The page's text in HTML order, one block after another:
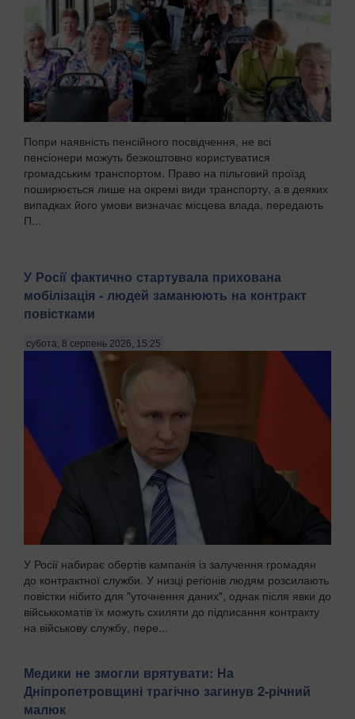
Попри наявність пенсійного посвідчення, не всі
пенсіонери можуть безкоштовно користуватися
громадським транспортом. Право на пільговий проїзд
поширюється лише на окремі види транспорту, а в деяких
випадках його умови визначає місцева влада, передають
П...
У Росії фактично стартувала прихована
мобілізація - людей заманюють на контракт
повістками
субота, 8 серпень 2026, 15:25
У Росії набирає обертів кампанія із залучення громадян
до контрактної служби. У низці регіонів людям розсилають
повістки нібито для "уточнення даних", однак після явки до
військкоматів їх можуть схиляти до підписання контракту
на військову службу, пере...
Медики не змогли врятувати: На
Дніпропетровщині трагічно загинув 2-річний
малюк